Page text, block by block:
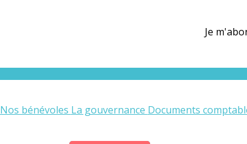
Je
Nos bénévoles La gouvernance Documents